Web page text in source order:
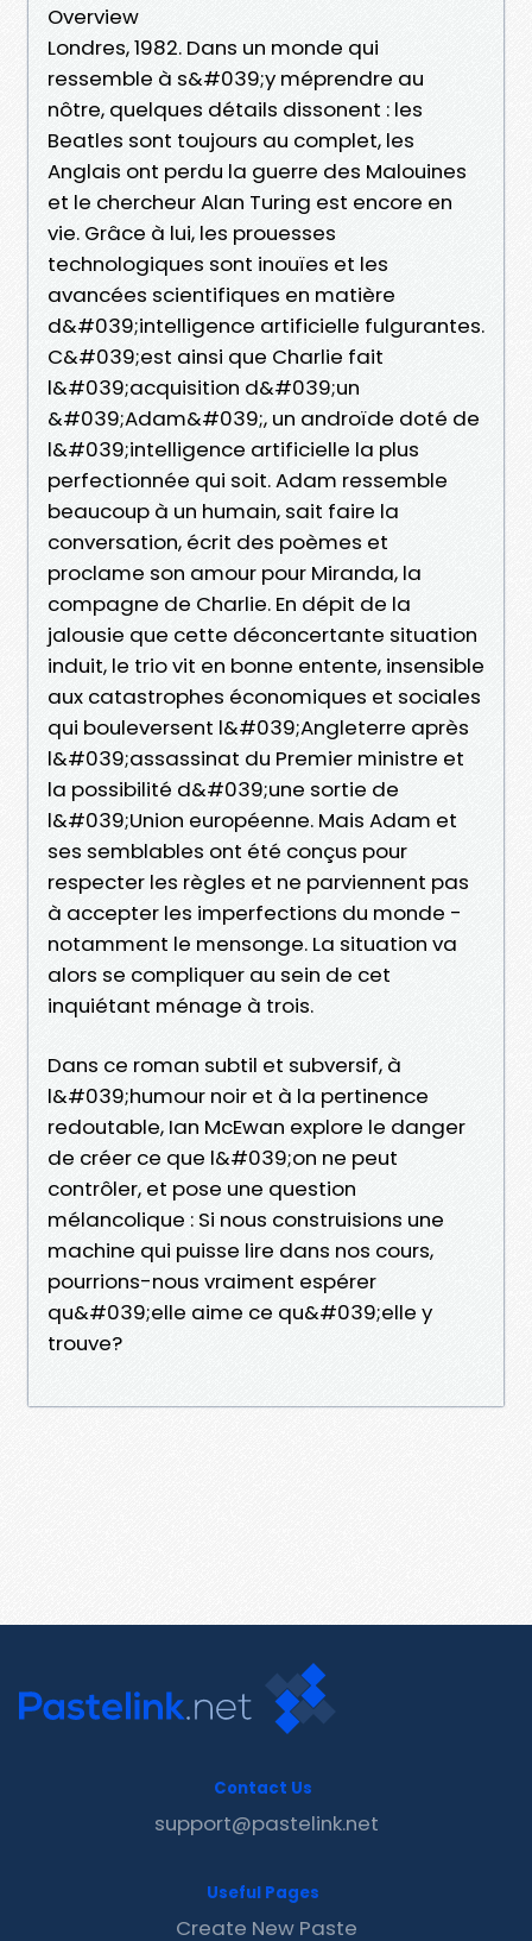
Overview
Londres, 1982. Dans un monde qui
ressemble à s&#039;y méprendre au
nôtre, quelques détails dissonent : les
Beatles sont toujours au complet, les
Anglais ont perdu la guerre des Malouines
et le chercheur Alan Turing est encore en
vie. Grâce à lui, les prouesses
technologiques sont inouïes et les
avancées scientifiques en matière
d&#039;intelligence artificielle fulgurantes.
C&#039;est ainsi que Charlie fait
l&#039;acquisition d&#039;un
&#039;Adam&#039;, un androïde doté de
l&#039;intelligence artificielle la plus
perfectionnée qui soit. Adam ressemble
beaucoup à un humain, sait faire la
conversation, écrit des poèmes et
proclame son amour pour Miranda, la
compagne de Charlie. En dépit de la
jalousie que cette déconcertante situation
induit, le trio vit en bonne entente, insensible
aux catastrophes économiques et sociales
qui bouleversent l&#039;Angleterre après
l&#039;assassinat du Premier ministre et
la possibilité d&#039;une sortie de
l&#039;Union européenne. Mais Adam et
ses semblables ont été conçus pour
respecter les règles et ne parviennent pas
à accepter les imperfections du monde -
notamment le mensonge. La situation va
alors se compliquer au sein de cet
inquiétant ménage à trois.
Dans ce roman subtil et subversif, à
l&#039;humour noir et à la pertinence
redoutable, Ian McEwan explore le danger
de créer ce que l&#039;on ne peut
contrôler, et pose une question
mélancolique : Si nous construisions une
machine qui puisse lire dans nos cours,
pourrions-nous vraiment espérer
qu&#039;elle aime ce qu&#039;elle y
trouve?
Contact Us
support@pastelink.net
Useful Pages
Create New Paste